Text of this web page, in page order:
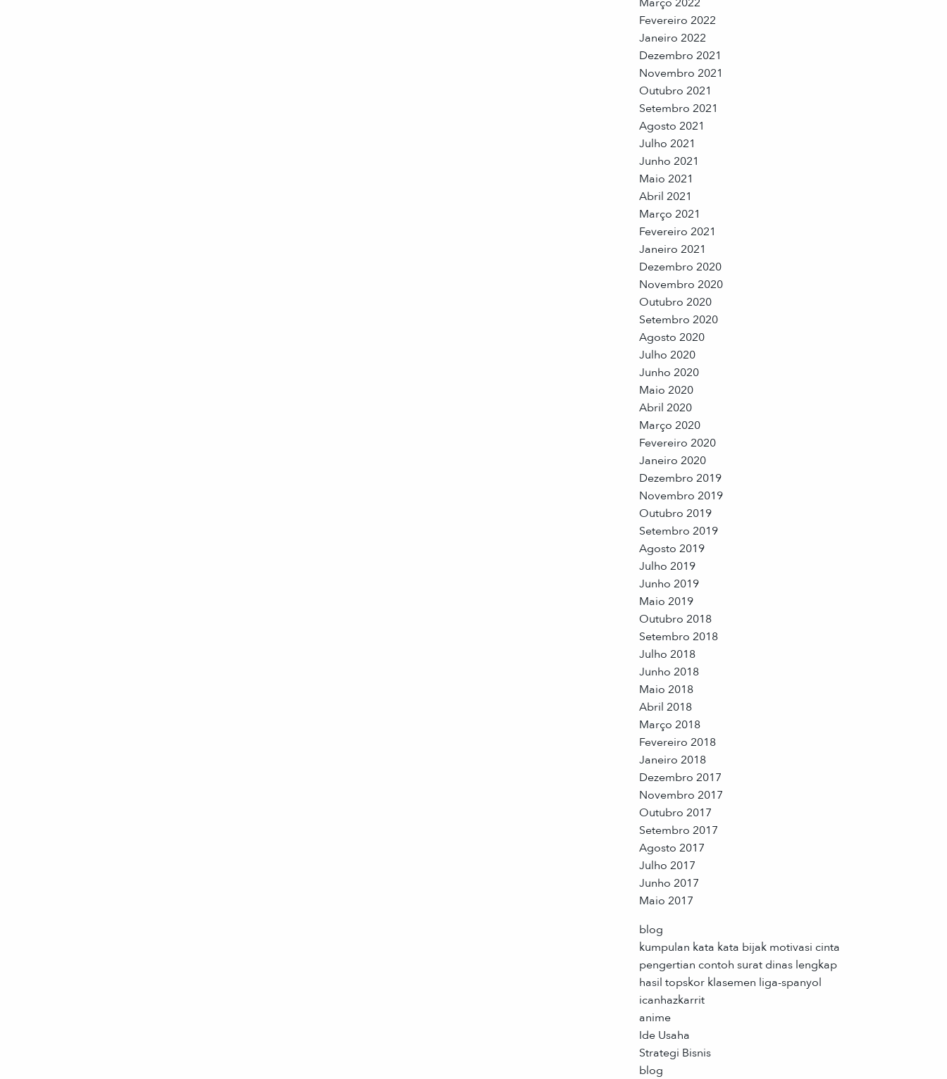
Fevereiro 2022
Janeiro 2022
Dezembro 2021
Novembro 2021
Outubro 2021
Setembro 2021
Agosto 2021
Julho 2021
Junho 2021
Maio 2021
Abril 2021
Março 2021
Fevereiro 2021
Janeiro 2021
Dezembro 2020
Novembro 2020
Outubro 2020
Setembro 2020
Agosto 2020
Julho 2020
Junho 2020
Maio 2020
Abril 2020
Março 2020
Fevereiro 2020
Janeiro 2020
Dezembro 2019
Novembro 2019
Outubro 2019
Setembro 2019
Agosto 2019
Julho 2019
Junho 2019
Maio 2019
Outubro 2018
Setembro 2018
Julho 2018
Junho 2018
Maio 2018
Abril 2018
Março 2018
Fevereiro 2018
Janeiro 2018
Dezembro 2017
Novembro 2017
Outubro 2017
Setembro 2017
Agosto 2017
Julho 2017
Junho 2017
Maio 2017
blog
kumpulan kata kata bijak motivasi cinta
pengertian contoh surat dinas lengkap
hasil topskor klasemen liga-spanyol
icanhazkarrit
anime
Ide Usaha
Strategi Bisnis
blog